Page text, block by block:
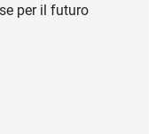
per il futuro